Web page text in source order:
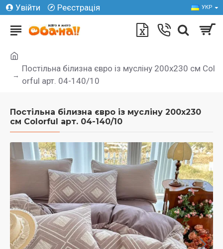
Увійти Реєстрація УКР
Постільна білизна євро із мусліну 200х230 см Col
orful арт. 04-140/10
Постільна білизна євро із мусліну 200х230
см Colorful арт. 04-140/10